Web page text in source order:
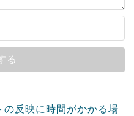
の反映に時間がかかる場